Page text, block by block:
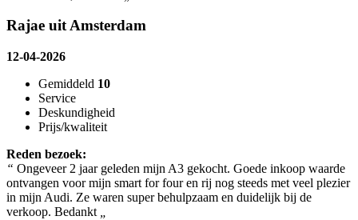
Rajae uit Amsterdam
12-04-2026
Gemiddeld 10
Service
Deskundigheid
Prijs/kwaliteit
Reden bezoek:
“ Ongeveer 2 jaar geleden mijn A3 gekocht. Goede inkoop waarde
ontvangen voor mijn smart for four en rij nog steeds met veel plezier
in mijn Audi. Ze waren super behulpzaam en duidelijk bij de
verkoop. Bedankt